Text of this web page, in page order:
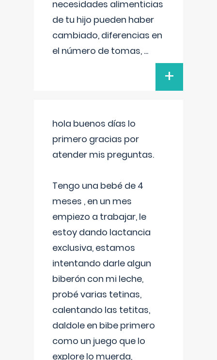
necesidades alimenticias
de tu hijo pueden haber
cambiado, diferencias en
el número de tomas, ...
+
hola buenos días lo
primero gracias por
atender mis preguntas.
Tengo una bebé de 4
meses , en un mes
empiezo a trabajar, le
estoy dando lactancia
exclusiva, estamos
intentando darle algun
biberón con mi leche,
probé varias tetinas,
calentando las tetitas,
daldole en bibe primero
como un juego que lo
explore lo muerda,